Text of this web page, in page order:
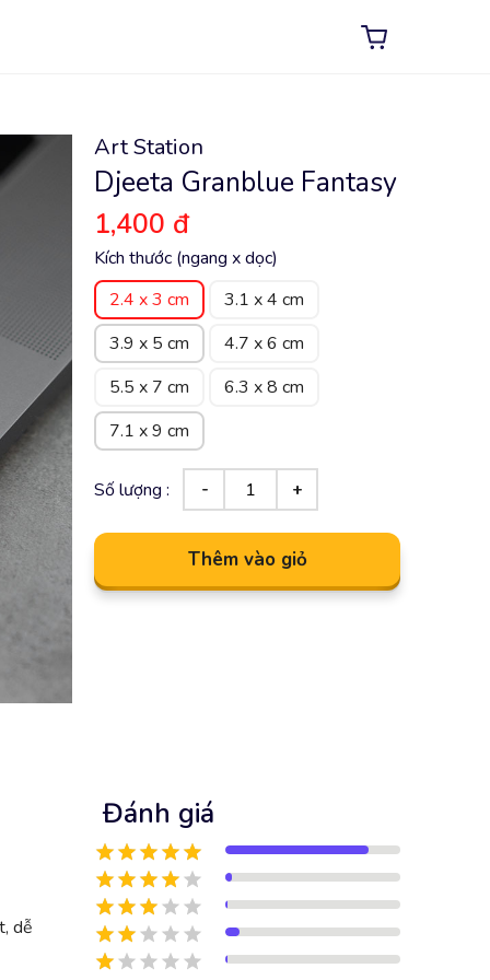
Art Station
Djeeta Granblue Fantasy
1,400 đ
Kích thước (ngang x dọc)
2.4 x 3 cm
3.1 x 4 cm
3.9 x 5 cm
4.7 x 6 cm
5.5 x 7 cm
6.3 x 8 cm
7.1 x 9 cm
Số lượng :
Thêm vào giỏ
dễ
Đánh giá